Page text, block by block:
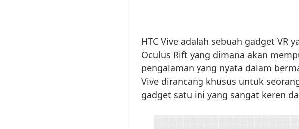
HTC Vive adalah sebuah gadget VR
Oculus Rift yang dimana akan
pengalaman yang nyata dalam
Vive dirancang khusus untuk
gadget satu ini yang sangat keren